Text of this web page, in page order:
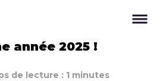
année 2025 !
de lecture : 1 minutes
cookies